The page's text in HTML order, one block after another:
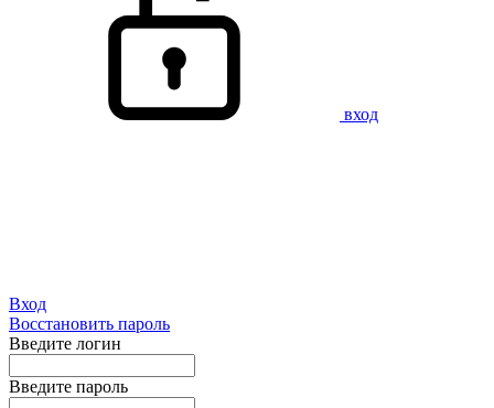
вход
Вход
Восстановить пароль
Введите логин
Введите пароль